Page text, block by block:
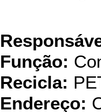
Função:
Recicla:
Endereço: